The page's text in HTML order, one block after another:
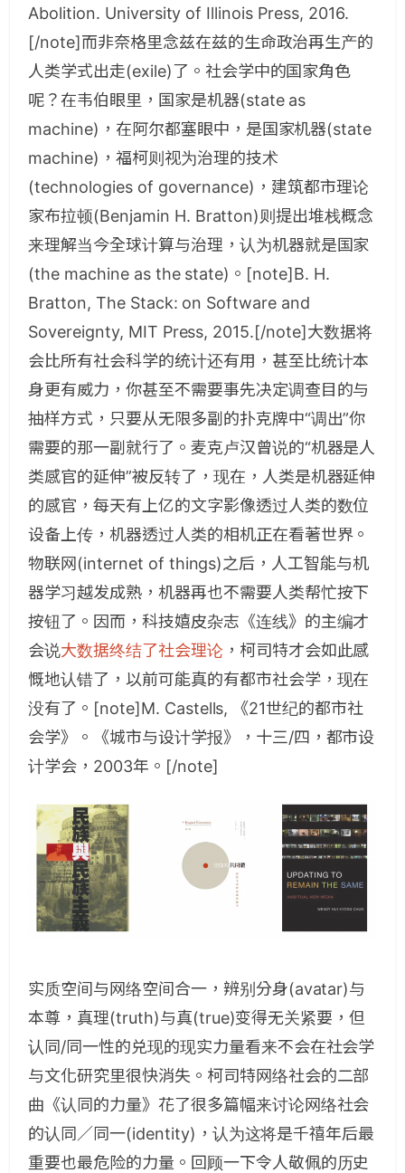
Abolition. University of Illinois Press, 2016.
[/note]而非奈格里念兹在兹的生命政治再生产的
人类学式出走(exile)了。社会学中的国家角色
呢？在韦伯眼里，国家是机器(state as
machine)，在阿尔都塞眼中，是国家机器(state
machine)，福柯则视为治理的技术
(technologies of governance)，建筑都市理论
家布拉顿(Benjamin H. Bratton)则提出堆栈概念
来理解当今全球计算与治理，认为机器就是国家
(the machine as the state)。[note]B. H.
Bratton, The Stack: on Software and
Sovereignty, MIT Press, 2015.[/note]大数据将
会比所有社会科学的统计还有用，甚至比统计本
身更有威力，你甚至不需要事先决定调查目的与
抽样方式，只要从无限多副的扑克牌中“调出”你
需要的那一副就行了。麦克卢汉曾说的“机器是人
类感官的延伸”被反转了，现在，人类是机器延伸
的感官，每天有上亿的文字影像透过人类的数位
设备上传，机器透过人类的相机正在看著世界。
物联网(internet of things)之后，人工智能与机
器学习越发成熟，机器再也不需要人类帮忙按下
按钮了。因而，科技嬉皮杂志《连线》的主编才
会说大数据终结了社会理论 ，柯司特才会如此感
慨地认错了，以前可能真的有都市社会学，现在
没有了。[note]M. Castells, 《21世纪的都市社
会学》。《城市与设计学报》，十三/四，都市设
计学会，2003年。[/note]
实质空间与网络空间合一，辨别分身(avatar)与
本尊，真理(truth)与真(true)变得无关紧要，但
认同/同一性的兑现的现实力量看来不会在社会学
与文化研究里很快消失。柯司特网络社会的二部
曲《认同的力量》花了很多篇幅来讨论网络社会
的认同／同一(identity)，认为这将是千禧年后最
重要也最危险的力量。回顾一下令人敬佩的历史